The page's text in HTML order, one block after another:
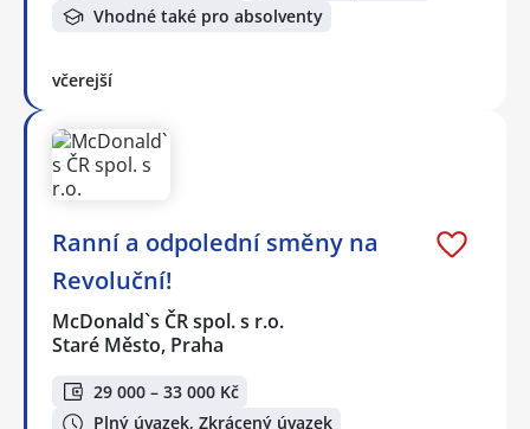
Vhodné také pro absolventy
včerejší
Ranní a odpolední směny na
Revoluční!
McDonald`s ČR spol. s r.o.
Staré Město, Praha
29 000 – 33 000 Kč
Plný úvazek, Zkrácený úvazek